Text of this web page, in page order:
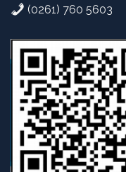
(0261) 760 5603